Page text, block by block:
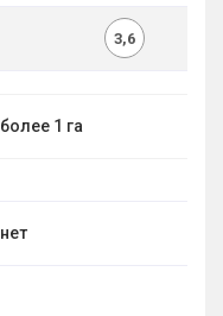
3,6
более 1 га
нет